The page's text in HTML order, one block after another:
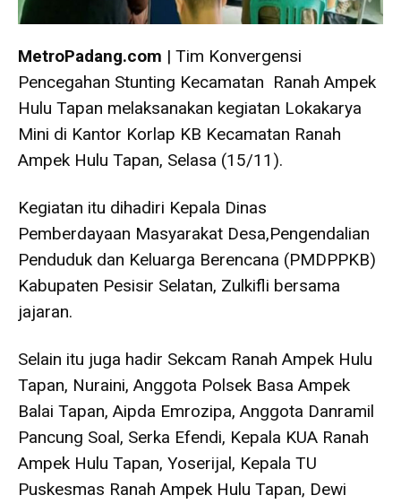
MetroPadang.com | Tim Konvergensi
Pencegahan Stunting Kecamatan Ranah Ampek
Hulu Tapan melaksanakan kegiatan Lokakarya
Mini di Kantor Korlap KB Kecamatan Ranah
Ampek Hulu Tapan, Selasa (15/11).
Kegiatan itu dihadiri Kepala Dinas
Pemberdayaan Masyarakat Desa,Pengendalian
Penduduk dan Keluarga Berencana (PMDPPKB)
Kabupaten Pesisir Selatan, Zulkifli bersama
jajaran.
Selain itu juga hadir Sekcam Ranah Ampek Hulu
Tapan, Nuraini, Anggota Polsek Basa Ampek
Balai Tapan, Aipda Emrozipa, Anggota Danramil
Pancung Soal, Serka Efendi, Kepala KUA Ranah
Ampek Hulu Tapan, Yoserijal, Kepala TU
Puskesmas Ranah Ampek Hulu Tapan, Dewi